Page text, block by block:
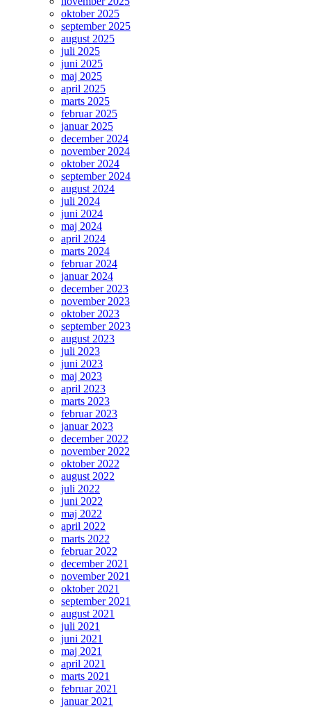
oktober 2025
september 2025
august 2025
juli 2025
juni 2025
maj 2025
april 2025
marts 2025
februar 2025
januar 2025
december 2024
november 2024
oktober 2024
september 2024
august 2024
juli 2024
juni 2024
maj 2024
april 2024
marts 2024
februar 2024
januar 2024
december 2023
november 2023
oktober 2023
september 2023
august 2023
juli 2023
juni 2023
maj 2023
april 2023
marts 2023
februar 2023
januar 2023
december 2022
november 2022
oktober 2022
august 2022
juli 2022
juni 2022
maj 2022
april 2022
marts 2022
februar 2022
december 2021
november 2021
oktober 2021
september 2021
august 2021
juli 2021
juni 2021
maj 2021
april 2021
marts 2021
februar 2021
januar 2021